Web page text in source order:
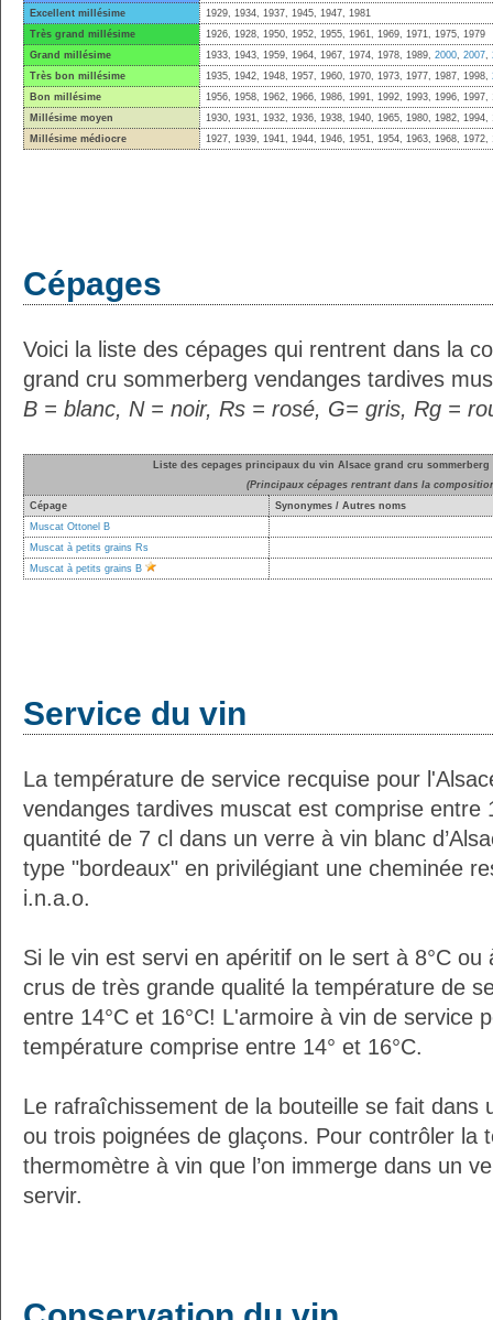
Excellent millésime
1929, 1934, 1937, 1945, 1947, 1981
Très grand millésime
1926, 1928, 1950, 1952, 1955, 1961, 1969, 1971, 1975, 1979
Grand millésime
1933, 1943, 1959, 1964, 1967, 1974, 1978, 1989, 2000, 2007,
Très bon millésime
1935, 1942, 1948, 1957, 1960, 1970, 1973, 1977, 1987, 1998,
Bon millésime
1956, 1958, 1962, 1966, 1986, 1991, 1992, 1993, 1996,
Millésime moyen
1930, 1931, 1932, 1936, 1938, 1940, 1965, 1980, 1982,
Millésime médiocre
1927, 1939, 1941, 1944, 1946, 1951, 1954, 1963, 1968, 1972,
Cépages
Voici la liste des cépages qui rentrent dans la
grand cru sommerberg vendanges tardives
B = blanc, N = noir, Rs = rosé, G= gris, Rg =
Liste des cepages principaux du vin Alsace grand cru sommerberg
(Principaux cépages rentrant dans la
Cépage
Synonymes / Autres noms
Muscat Ottonel B
Muscat à petits grains Rs
Muscat à petits grains B
Service du vin
La température de service recquise pour
vendanges tardives muscat est comprise entre
quantité de 7 cl dans un verre à vin blanc
type "bordeaux" en privilégiant une cheminée
i.n.a.o.
Si le vin est servi en apéritif on le sert à 8°C ou
crus de très grande qualité la température de
entre 14°C et 16°C! L'armoire à vin de service
température comprise entre 14° et 16°C.
Le rafraîchissement de la bouteille se fait dans
ou trois poignées de glaçons. Pour contrôler la
thermomètre à vin que l’on immerge dans un
servir.